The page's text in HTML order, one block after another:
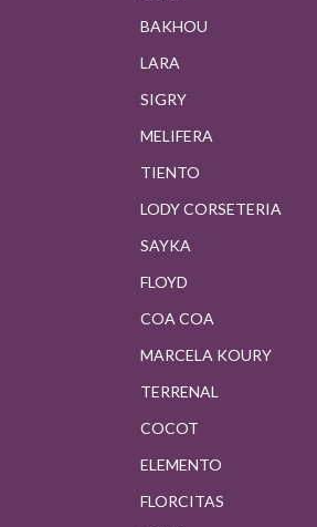
BAKHOU
LARA
SIGRY
MELIFERA
TIENTO
LODY CORSETERIA
SAYKA
FLOYD
COA COA
MARCELA KOURY
TERRENAL
COCOT
ELEMENTO
FLORCITAS